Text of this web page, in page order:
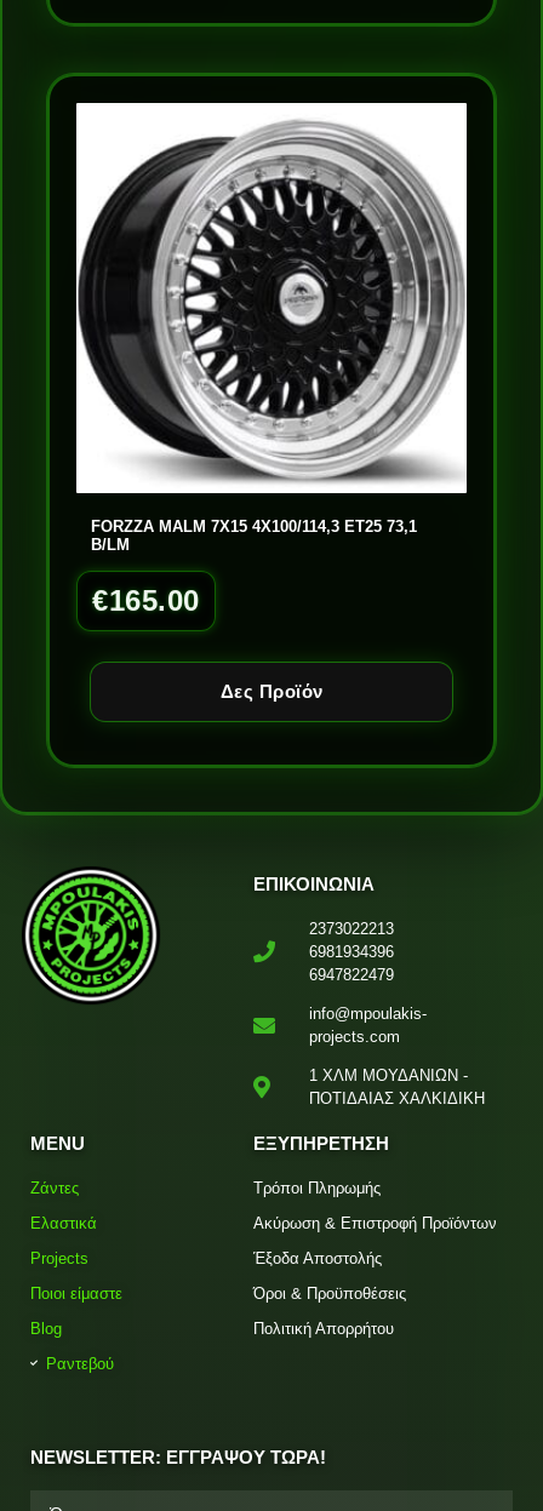
FORZZA MALM 7X15 4X100/114,3 ET25 73,1
B/LM
€165.00
Δες Προϊόν
ΕΠΙΚΟΙΝΩΝΙΑ
2373022213
6981934396
6947822479
info@mpoulakis-
projects.com
1 ΧΛΜ ΜΟΥΔΑΝΙΩΝ -
ΠΟΤΙΔΑΙΑΣ ΧΑΛΚΙΔΙΚΗ
MENU
Ζάντες
Ελαστικά
Projects
Ποιοι είμαστε
Blog
Ραντεβού
ΕΞΥΠΗΡΕΤΗΣΗ
Τρόποι Πληρωμής
Ακύρωση & Επιστροφή Προϊόντων
Έξοδα Αποστολής
Όροι & Προϋποθέσεις
Πολιτική Απορρήτου
NEWSLETTER: ΕΓΓΡΑΨΟΥ ΤΩΡΑ!